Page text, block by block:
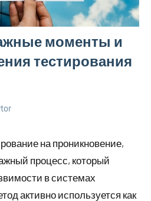
моменты и
тестирования
на проникновение,
процесс, который
в системах
активно используется как